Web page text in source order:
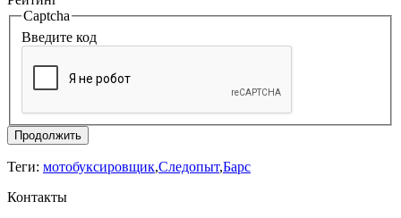
Captcha
Введите код
Продолжить
Теги: мотобуксировщик,Следопыт,Барс
Контакты